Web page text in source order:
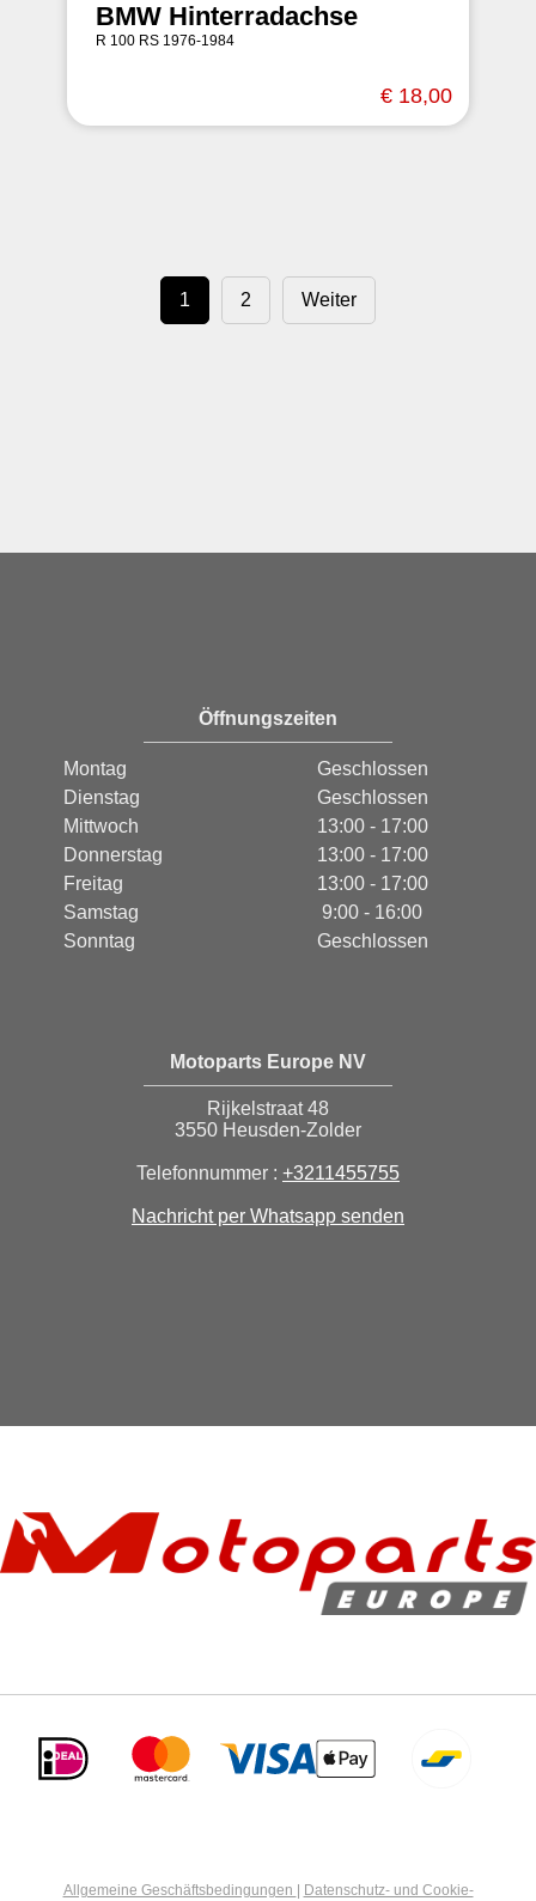
BMW Hinterradachse
R 100 RS 1976-1984
€ 18,00
1 2 Weiter
Öffnungszeiten
Montag
Geschlossen
Dienstag
Geschlossen
Mittwoch
13:00 - 17:00
Donnerstag
13:00 - 17:00
Freitag
13:00 - 17:00
Samstag
9:00 - 16:00
Sonntag
Geschlossen
Motoparts Europe NV
Rijkelstraat 48
3550 Heusden-Zolder
Telefonnummer : +3211455755
Nachricht per Whatsapp senden
Allgemeine Geschäftsbedingungen
Datenschutz- und Cookie-